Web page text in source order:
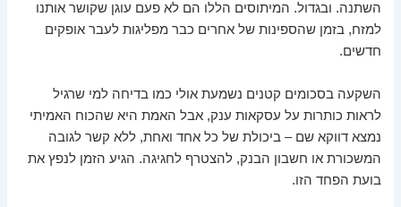
השתנה. ובגדול. המיתוסים הללו הם לא פעם עוגן שקושר אותנו
למזח, בזמן שהספינות של אחרים כבר מפליגות לעבר אופקים
חדשים.
השקעה בסכומים קטנים נשמעת אולי כמו בדיחה למי שרגיל
לראות כותרות על עסקאות ענק, אבל האמת היא שהכוח האמיתי
נמצא דווקא שם – ביכולת של כל אחד ואחת, ללא קשר לגובה
המשכורת או חשבון הבנק, להצטרף לחגיגה. הגיע הזמן לנפץ את
בועת הפחד הזו.